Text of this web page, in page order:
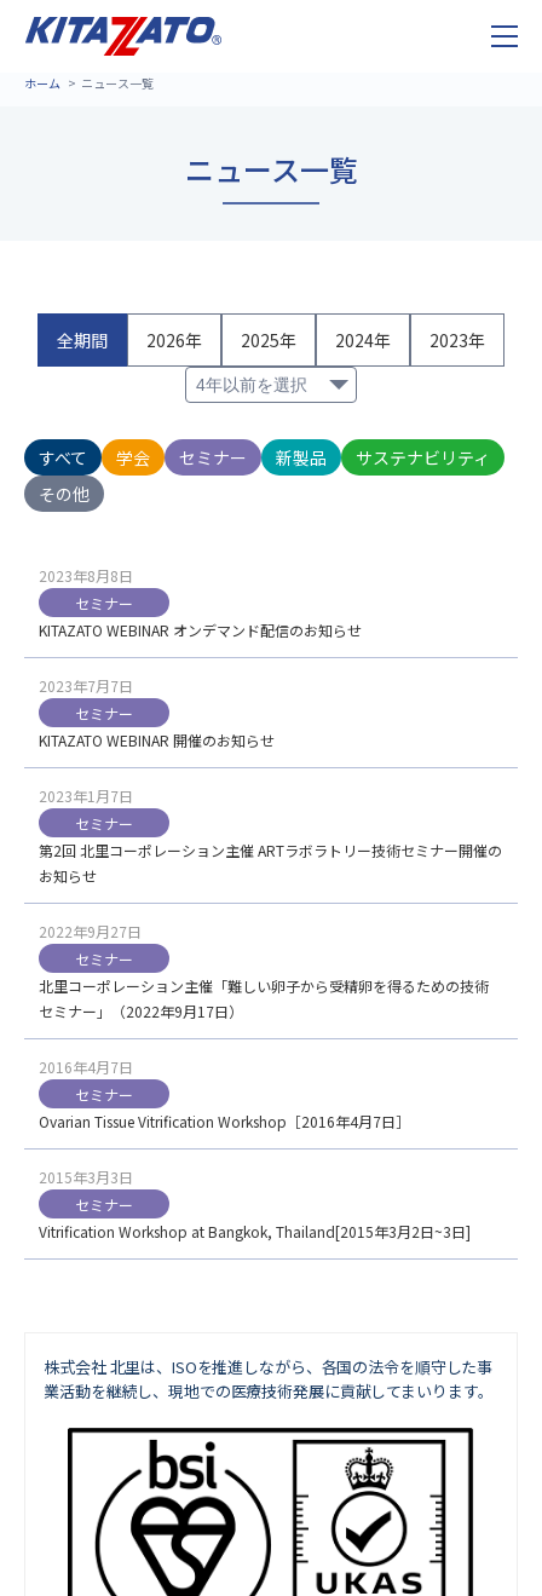
ホーム ニュース一覧
ニュース一覧
全期間 2026年 2025年 2024年 2023年
すべて 学会 セミナー 新製品
サステナビリティ
その他
2023年8月8日
セミナー
KITAZATO WEBINAR オンデマンド配信のお知らせ
2023年7月7日
セミナー
KITAZATO WEBINAR 開催のお知らせ
2023年1月7日
セミナー
第2回 北里コーポレーション主催 ARTラボラトリー技術セミナー開催の
お知らせ
2022年9月27日
セミナー
北里コーポレーション主催「難しい卵子から受精卵を得るための技術
セミナー」（2022年9月17日）
2016年4月7日
セミナー
Ovarian Tissue Vitrification Workshop［2016年4月7日］
2015年3月3日
セミナー
Vitrification Workshop at Bangkok, Thailand[2015年3月2日~3日]
株式会社 北里は、ISOを推進しながら、 各国の法令を順守した事
業活動を継続し、現地での医療技術発展に貢献してまいります。